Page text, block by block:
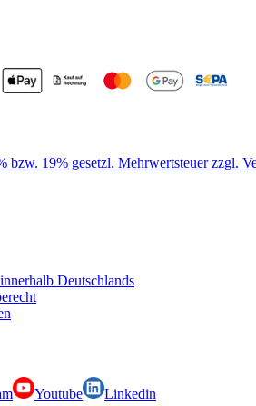
bzw. 19% gesetzl. Mehrwertsteuer zzgl.
Deutschlands
Youtube
Linkedin